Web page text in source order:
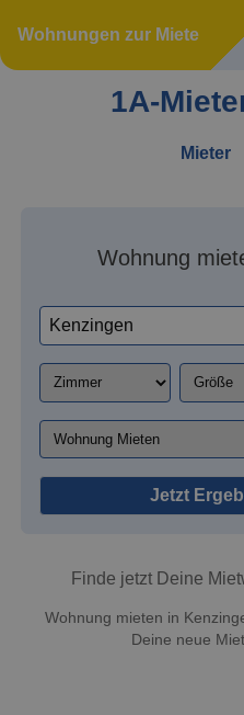
Wohnungen zur Miete
1A-
Mieter
Wohnung
Jetzt
Finde jetzt Deine
Wohnung mieten in
Deine neue